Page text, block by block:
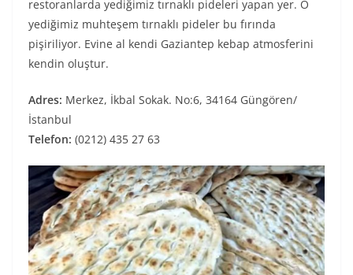
restoranlarda yediğimiz tırnaklı pideleri yapan yer. O
yediğimiz muhteşem tırnaklı pideler bu fırında
pişiriliyor. Evine al kendi Gaziantep kebap atmosferini
kendin oluştur.
Adres: Merkez, İkbal Sokak. No:6, 34164 Güngören/
İstanbul
Telefon: (0212) 435 27 63